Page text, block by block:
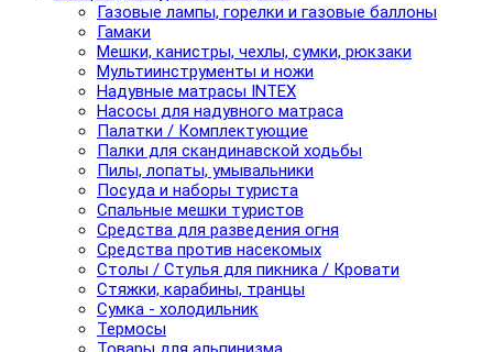
Газовые лампы, горелки и газовые баллоны
Гамаки
Мешки, канистры, чехлы, сумки, рюкзаки
Мультиинструменты и ножи
Надувные матрасы INTEX
Насосы для надувного матраса
Палатки / Комплектующие
Палки для скандинавской ходьбы
Пилы, лопаты, умывальники
Посуда и наборы туриста
Спальные мешки туристов
Средства для разведения огня
Средства против насекомых
Столы / Стулья для пикника / Кровати
Стяжки, карабины, транцы
Сумка - холодильник
Термосы